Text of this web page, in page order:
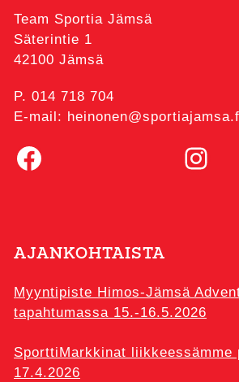
Team Sportia Jämsä
Säterintie 1
42100 Jämsä
P. 014 718 704
E-mail:
Facebook Instagram
AJANKOHTAISTA
Myyntipiste Himos-Jämsä
tapahtumassa 15.-16.5.2026
SporttiMarkkinat liikkeessämme
17.4.2026